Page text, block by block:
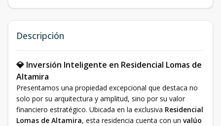
Descripción
💎 Inversión Inteligente en Residencial Lomas de
Altamira
Presentamos una propiedad excepcional que destaca no
solo por su arquitectura y amplitud, sino por su valor
financiero estratégico. Ubicada en la exclusiva Residencial
Lomas de Altamira, esta residencia cuenta con un valúo